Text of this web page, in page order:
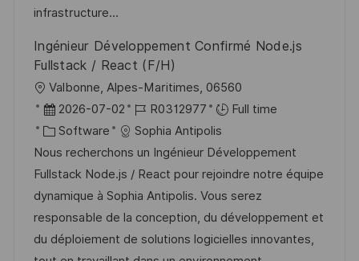
n
e
infrastructure...
Ingénieur Développement Confirmé Node.js
Fullstack / React (F/H)
L
o
c
a
t
i
o
n
Valbonne, Alpes-Maritimes, 06560
P
o
s
t
e
d
D
2026-07-02
J
o
b
I
d
R0312977
Full time
C
a
t
e
g
o
Software
Sophia Antipolis
Nous recherchons un Ingénieur Développement
Fullstack Node.js / React pour rejoindre notre équipe
dynamique à Sophia Antipolis. Vous serez
responsable de la conception, du développement et
du déploiement de solutions logicielles innovantes,